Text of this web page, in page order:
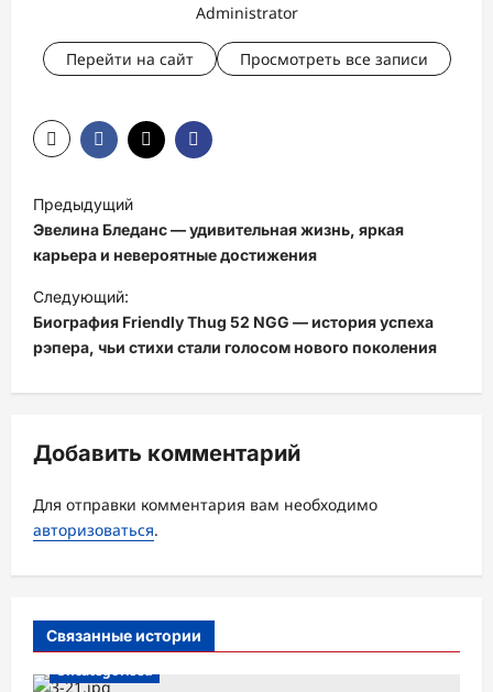
Administrator
Перейти на сайт Просмотреть все записи
а
в
и
г
а
ц
я
з
а
и
Предыдущий
Эвелина Бледанс — удивительная жизнь, яркая
карьера и невероятные достижения
Следующий:
Биография Friendly Thug 52 NGG — история успеха
рэпера, чьи стихи стали голосом нового поколения
Добавить комментарий
Для отправки комментария вам необходимо
авторизоваться.
Связанные истории
Uncategorised